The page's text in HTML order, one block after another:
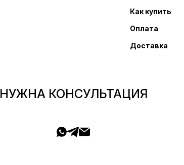
Как купить
Оплата
Доставка
НУЖНА КОНСУЛЬТАЦИЯ